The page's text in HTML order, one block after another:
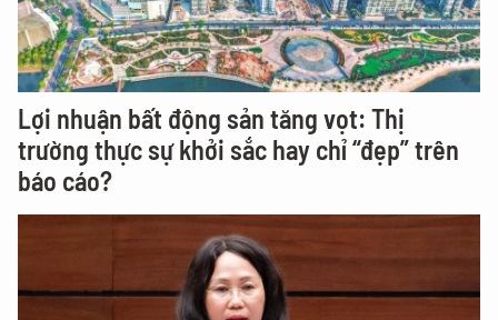
Lợi nhuận bất động sản tăng vọt: Thị
trường thực sự khởi sắc hay chỉ “đẹp” trên
báo cáo?